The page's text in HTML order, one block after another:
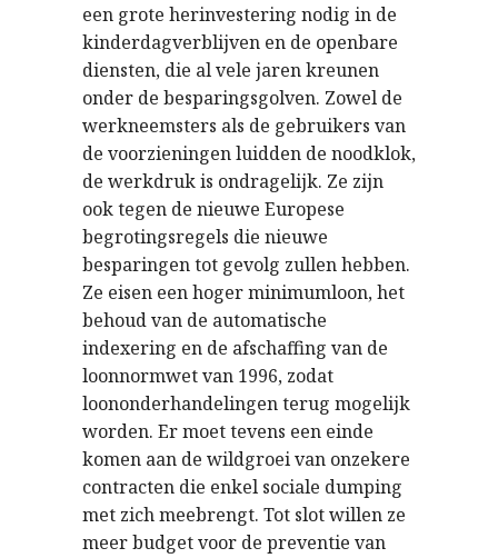
een grote herinvestering nodig in de
kinderdagverblijven en de openbare
diensten, die al vele jaren kreunen
onder de besparingsgolven. Zowel de
werkneemsters als de gebruikers van
de voorzieningen luidden de noodklok,
de werkdruk is ondragelijk. Ze zijn
ook tegen de nieuwe Europese
begrotingsregels die nieuwe
besparingen tot gevolg zullen hebben.
Ze eisen een hoger minimumloon, het
behoud van de automatische
indexering en de afschaffing van de
loonnormwet van 1996, zodat
loononderhandelingen terug mogelijk
worden. Er moet tevens een einde
komen aan de wildgroei van onzekere
contracten die enkel sociale dumping
met zich meebrengt. Tot slot willen ze
meer budget voor de preventie van